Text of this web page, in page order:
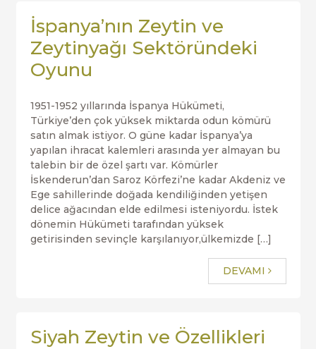
İspanya’nın Zeytin ve
Zeytinyağı Sektöründeki
Oyunu
1951-1952 yıllarında İspanya Hükümeti,
Türkiye’den çok yüksek miktarda odun kömürü
satın almak istiyor. O güne kadar İspanya’ya
yapılan ihracat kalemleri arasında yer almayan bu
talebin bir de özel şartı var. Kömürler
İskenderun’dan Saroz Körfezi’ne kadar Akdeniz ve
Ege sahillerinde doğada kendiliğinden yetişen
delice ağacından elde edilmesi isteniyordu. İstek
dönemin Hükümeti tarafından yüksek
getirisinden sevinçle karşılanıyor,ülkemizde […]
DEVAMI
Siyah Zeytin ve Özellikleri